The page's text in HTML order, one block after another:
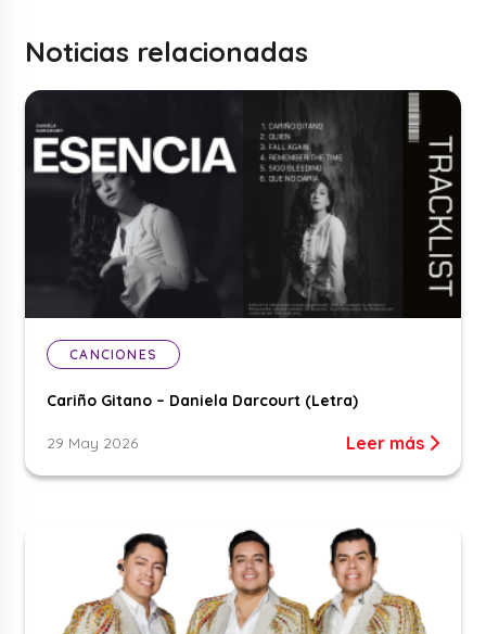
Noticias relacionadas
CANCIONES
Cariño Gitano – Daniela Darcourt (Letra)
29 May 2026 Leer más